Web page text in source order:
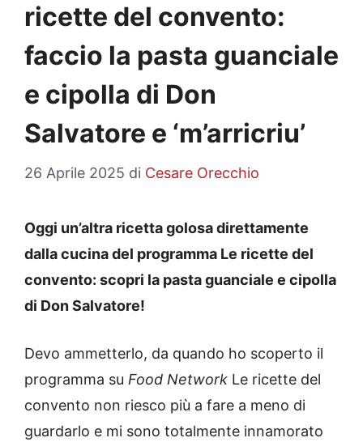
ricette del convento:
faccio la pasta guanciale
e cipolla di Don
Salvatore e ‘m’arricriu’
26 Aprile 2025 di Cesare Orecchio
Oggi un’altra ricetta golosa direttamente
dalla cucina del programma Le ricette del
convento: scopri la pasta guanciale e cipolla
di Don Salvatore!
Devo ammetterlo, da quando ho scoperto il
programma su Food Network Le ricette del
convento non riesco più a fare a meno di
guardarlo e mi sono totalmente innamorato